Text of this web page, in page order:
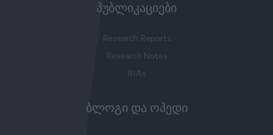
ᲞᲣᲑᲚᲘᲙᲐᲪᲘᲔᲑᲘ
Research Reports
Research Notes
RIAs
ᲑᲚᲝᲒᲘ ᲓᲐ ᲝᲞᲔᲓᲘ